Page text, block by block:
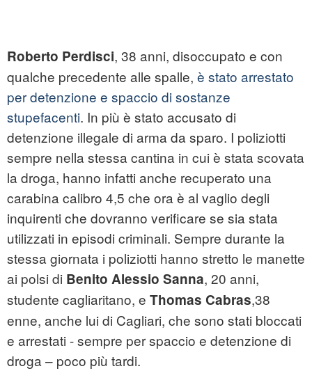
Roberto Perdisci, 38 anni, disoccupato e con
qualche precedente alle spalle, è stato arrestato
per detenzione e spaccio di sostanze
stupefacenti. In più è stato accusato di
detenzione illegale di arma da sparo. I poliziotti
sempre nella stessa cantina in cui è stata scovata
la droga, hanno infatti anche recuperato una
carabina calibro 4,5 che ora è al vaglio degli
inquirenti che dovranno verificare se sia stata
utilizzati in episodi criminali. Sempre durante la
stessa giornata i poliziotti hanno stretto le manette
ai polsi di Benito Alessio Sanna, 20 anni,
studente cagliaritano, e Thomas Cabras,38
enne, anche lui di Cagliari, che sono stati bloccati
e arrestati - sempre per spaccio e detenzione di
droga – poco più tardi.